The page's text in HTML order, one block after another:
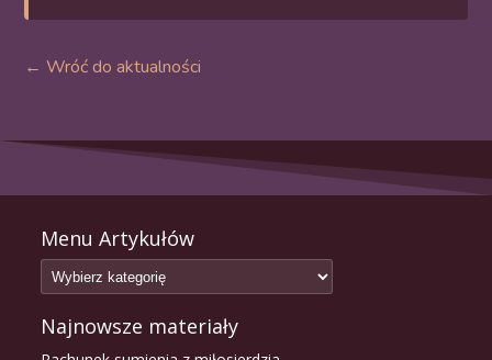
← Wróć do aktualności
Menu Artykułów
Najnowsze materiały